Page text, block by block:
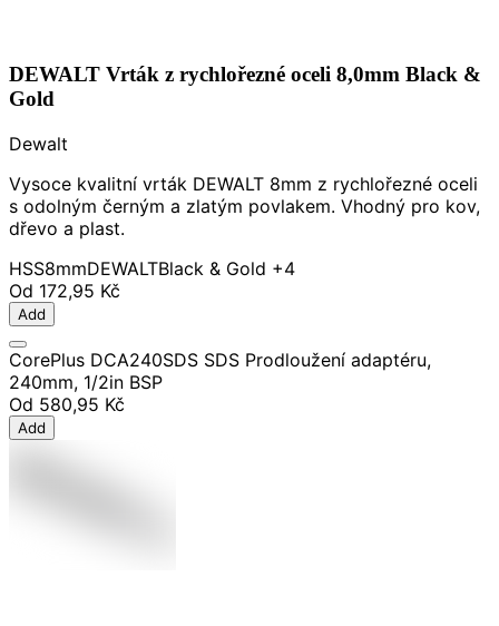
DEWALT Vrták z rychlořezné oceli 8,0mm Black &
Gold
Dewalt
Vysoce kvalitní vrták DEWALT 8mm z rychlořezné oceli
s odolným černým a zlatým povlakem. Vhodný pro kov,
dřevo a plast.
HSS8mmDEWALTBlack & Gold +4
Od 172,95 Kč
Add
CorePlus DCA240SDS SDS Prodloužení adaptéru,
240mm, 1/2in BSP
Od 580,95 Kč
Add